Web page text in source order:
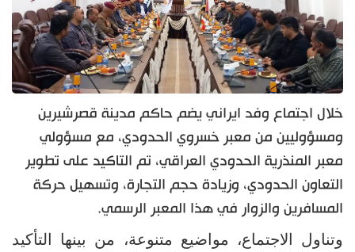
خلال اجتماع وفد ايراني يضم حاكم مدينة قصرشيرين
ومسؤوليين من معبر خسروي الحدودي، مع مسؤولي
معبر المنذرية الحدودي العراقي، تم التاكيد على تطوير
التعاون الحدودي، وزيادة حجم التجارة، وتسهيل حركة
المسافرين والزوار في هذا المعبر الرسمي.
وتناول الاجتماع، مواضيع متنوعة، من بينها التأكيد